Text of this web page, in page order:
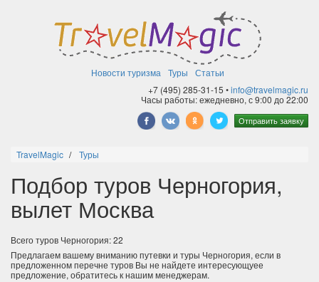
Новости туризма Туры
Статьи
+7 (495) 285-31-15 •info@travelmagic.ru
Часы работы: ежедневно, с 9:00 до 22:00
Отправить заявку
TravelMagic Туры
Подбор туров Черногория,
вылет Москва
Всего туров Черногория: 22
Предлагаем вашему вниманию путевки и туры Черногория, если в
предложенном перечне туров Вы не найдете интересующуее
предложение, обратитесь к нашим менеджерам.